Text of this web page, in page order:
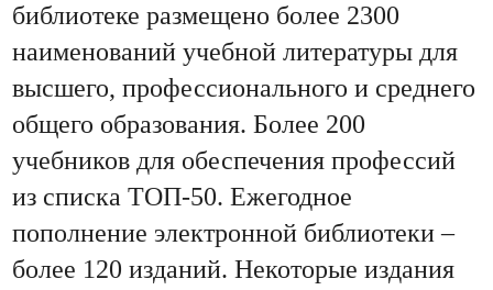
библиотеке размещено более 2300
наименований учебной литературы для
высшего, профессионального и среднего
общего образования. Более 200
учебников для обеспечения профессий
из списка ТОП-50. Ежегодное
пополнение электронной библиотеки –
более 120 изданий. Некоторые издания